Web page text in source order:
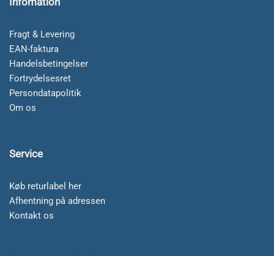
Fragt & Levering
EAN-faktura
Handelsbetingelser
Fortrydelsesret
Persondatapolitik
Om os
Service
Køb returlabel her
Afhentning på adressen
Kontakt os